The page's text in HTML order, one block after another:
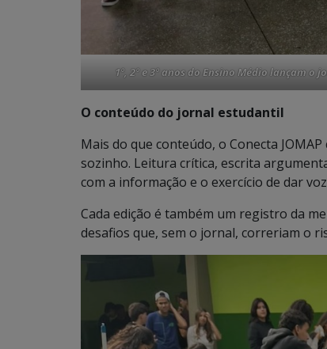
1º, 2º e 3º anos do Ensino Médio lançam
O conteúdo do jornal estudantil
Mais do que conteúdo, o Conecta
sozinho. Leitura crítica, escrita
com a informação e o exercício de dar
Cada edição é também um registro da
desafios que, sem o jornal, correriam o